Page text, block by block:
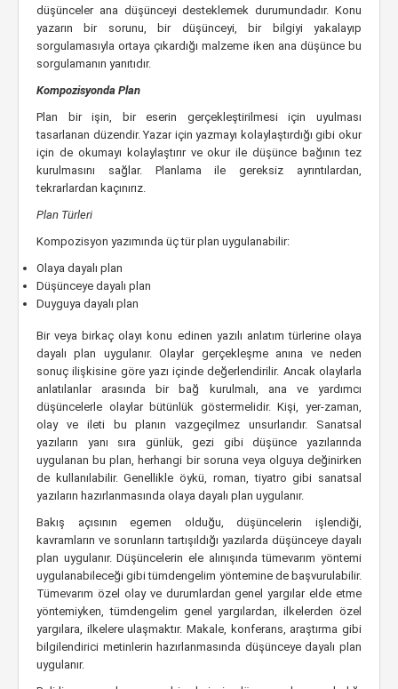
düşünceler ana düşünceyi desteklemek durumundadır. Konu
yazarın bir sorunu, bir düşünceyi, bir bilgiyi yakalayıp
sorgulamasıyla ortaya çıkardığı malzeme iken ana düşünce bu
sorgulamanın yanıtıdır.
Kompozisyonda Plan
Plan bir işin, bir eserin gerçekleştirilmesi için uyulması
tasarlanan düzendir. Yazar için yazmayı kolaylaştırdığı gibi okur
için de okumayı kolaylaştırır ve okur ile düşünce bağının tez
kurulmasını sağlar. Planlama ile gereksiz ayrıntılardan,
tekrarlardan kaçınırız.
Plan Türleri
Kompozisyon yazımında üç tür plan uygulanabilir:
Olaya dayalı plan
Düşünceye dayalı plan
Duyguya dayalı plan
Bir veya birkaç olayı konu edinen yazılı anlatım türlerine olaya
dayalı plan uygulanır. Olaylar gerçekleşme anına ve neden
sonuç ilişkisine göre yazı içinde değerlendirilir. Ancak olaylarla
anlatılanlar arasında bir bağ kurulmalı, ana ve yardımcı
düşüncelerle olaylar bütünlük göstermelidir. Kişi, yer-zaman,
olay ve ileti bu planın vazgeçilmez unsurlarıdır. Sanatsal
yazıların yanı sıra günlük, gezi gibi düşünce yazılarında
uygulanan bu plan, herhangi bir soruna veya olguya değinirken
de kullanılabilir. Genellikle öykü, roman, tiyatro gibi sanatsal
yazıların hazırlanmasında olaya dayalı plan uygulanır.
Bakış açısının egemen olduğu, düşüncelerin işlendiği,
kavramların ve sorunların tartışıldığı yazılarda düşünceye dayalı
plan uygulanır. Düşüncelerin ele alınışında tümevarım yöntemi
uygulanabileceği gibi tümdengelim yöntemine de başvurulabilir.
Tümevarım özel olay ve durumlardan genel yargılar elde etme
yöntemiyken, tümdengelim genel yargılardan, ilkelerden özel
yargılara, ilkelere ulaşmaktır. Makale, konferans, araştırma gibi
bilgilendirici metinlerin hazırlanmasında düşünceye dayalı plan
uygulanır.